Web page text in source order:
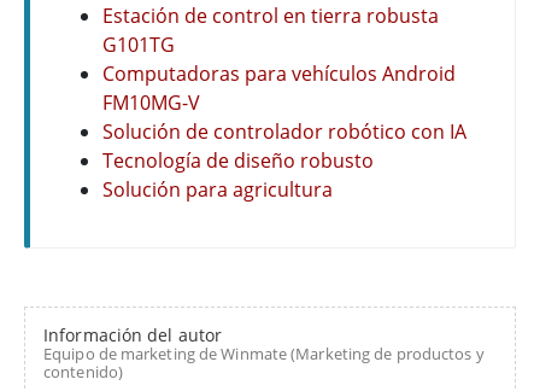
Estación de control en tierra robusta
G101TG
Computadoras para vehículos Android
FM10MG-V
Solución de controlador robótico con IA
Tecnología de diseño robusto
Solución para agricultura
Información del autor
Equipo de marketing de Winmate (Marketing de productos y
contenido)